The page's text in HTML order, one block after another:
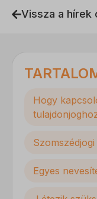
Vissza a hírek
Hogy
Egyes